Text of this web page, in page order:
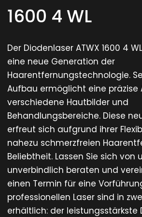
1600 4 WL
Der Diodenlaser ATWX 1600 4
eine neue Generation der
Haarentfernungstechnologie.
Aufbau ermöglicht eine präzise
verschiedene Hautbilder und
Behandlungsbereiche. Diese
erfreut sich aufgrund ihrer
nahezu schmerzfreien
Beliebtheit. Lassen Sie sich von
unverbindlich beraten und
einen Termin für eine
professionellen Laser sind in
erhältlich: der leistungsstärkste